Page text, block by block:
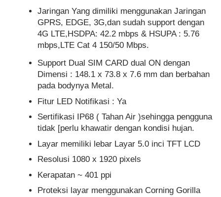
Jaringan Yang dimiliki menggunakan Jaringan
GPRS, EDGE, 3G,dan sudah support dengan
4G LTE,HSDPA: 42.2 mbps & HSUPA : 5.76
mbps,LTE Cat 4 150/50 Mbps.
Support Dual SIM CARD dual ON dengan
Dimensi : 148.1 x 73.8 x 7.6 mm dan berbahan
pada bodynya Metal.
Fitur LED Notifikasi : Ya
Sertifikasi IP68 ( Tahan Air )sehingga pengguna
tidak [perlu khawatir dengan kondisi hujan.
Layar memiliki lebar Layar 5.0 inci TFT LCD
Resolusi 1080 x 1920 pixels
Kerapatan ~ 401 ppi
Proteksi layar menggunakan Corning Gorilla